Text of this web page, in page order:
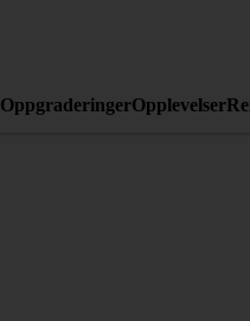
OppgraderingerOpplevelser